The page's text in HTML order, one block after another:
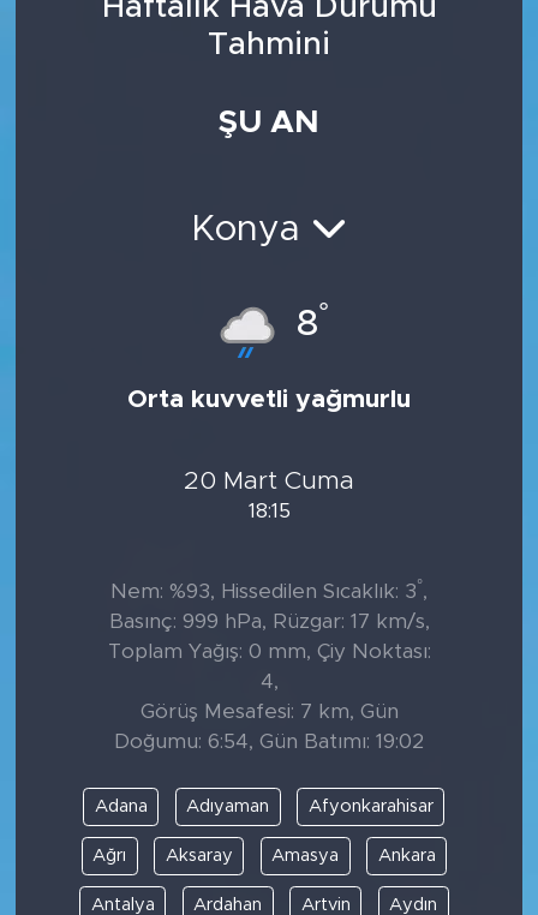
Haftalık Hava Durumu
Tahmini
ŞU AN
Konya
8°
Orta kuvvetli yağmurlu
20 Mart Cuma
18:15
Nem: %93, Hissedilen Sıcaklık: 3°,
Basınç: 999 hPa, Rüzgar: 17 km/s,
Toplam Yağış: 0 mm, Çiy Noktası:
4,
Görüş Mesafesi: 7 km, Gün
Doğumu: 6:54, Gün Batımı: 19:02
Adana Adıyaman Afyonkarahisar
Ağrı Aksaray Amasya Ankara
Antalya Ardahan Artvin Aydın